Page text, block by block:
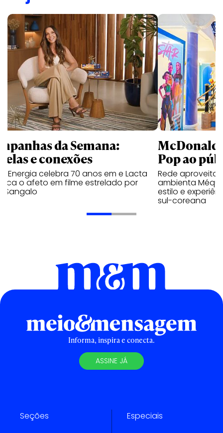
da Semana:
e conexões
Energia celebra 70 anos em e Lacta
o afeto em filme estrelado por
Sangalo
Pop ao
Rede aproveita
ambienta Méqui
estilo e
sul-coreana
Informa, inspira e conecta.
ASSINE JÁ
Seções Especiais